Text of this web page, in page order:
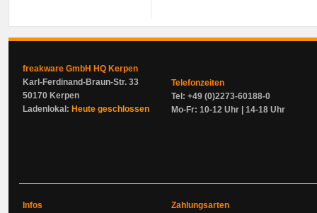
freakware GmbH HQ Kerpen
Karl-Ferdinand-Braun-Str. 33
50170 Kerpen
Ladenlokal: Heute geschlossen
Telefonzeiten
Tel: +49 (0)2273-60188-0
Mo-Fr: 10-12 Uhr | 14-18 Uhr
Infos
Zahlungsarten